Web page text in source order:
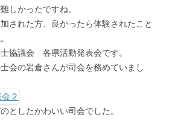
しかったですね。
された方、良かったら体験されたこと
協議会 各県活動発表会です。
会の岩倉さんが司会を務めていまし
としたかわいい司会でした。